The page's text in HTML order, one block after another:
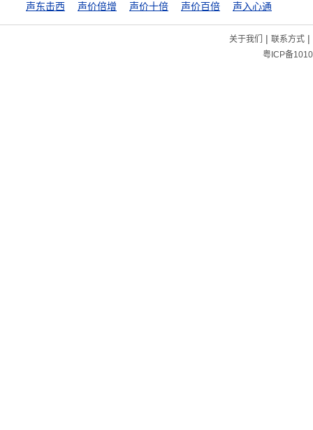
声东击西 声价倍增 声价十倍 声价百倍 声入心通
关于我们 | 联系方式|
粤ICP备